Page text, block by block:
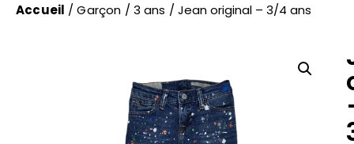
Accueil /Garçon /3 ans / Jean original – 3/4 ans